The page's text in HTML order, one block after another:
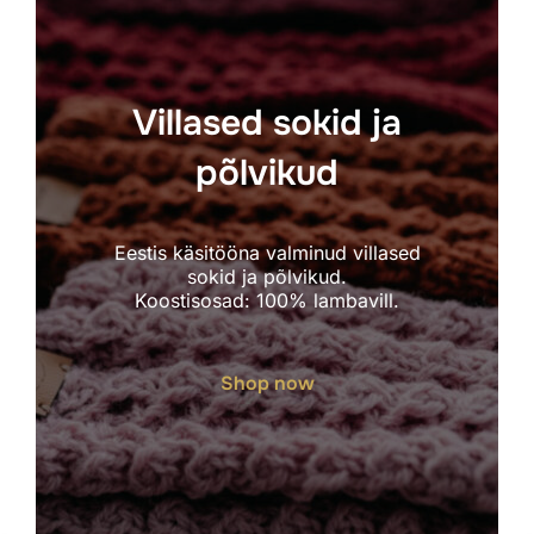
Villased sokid ja
põlvikud
Eestis käsitööna valminud villased
sokid ja põlvikud.
Koostisosad: 100% lambavill.
Shop now